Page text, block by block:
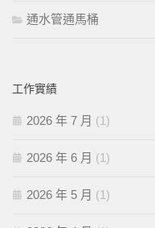
通水管通馬桶
工作實績
2026 年 7 月 (1)
2026 年 6 月 (1)
2026 年 5 月 (1)